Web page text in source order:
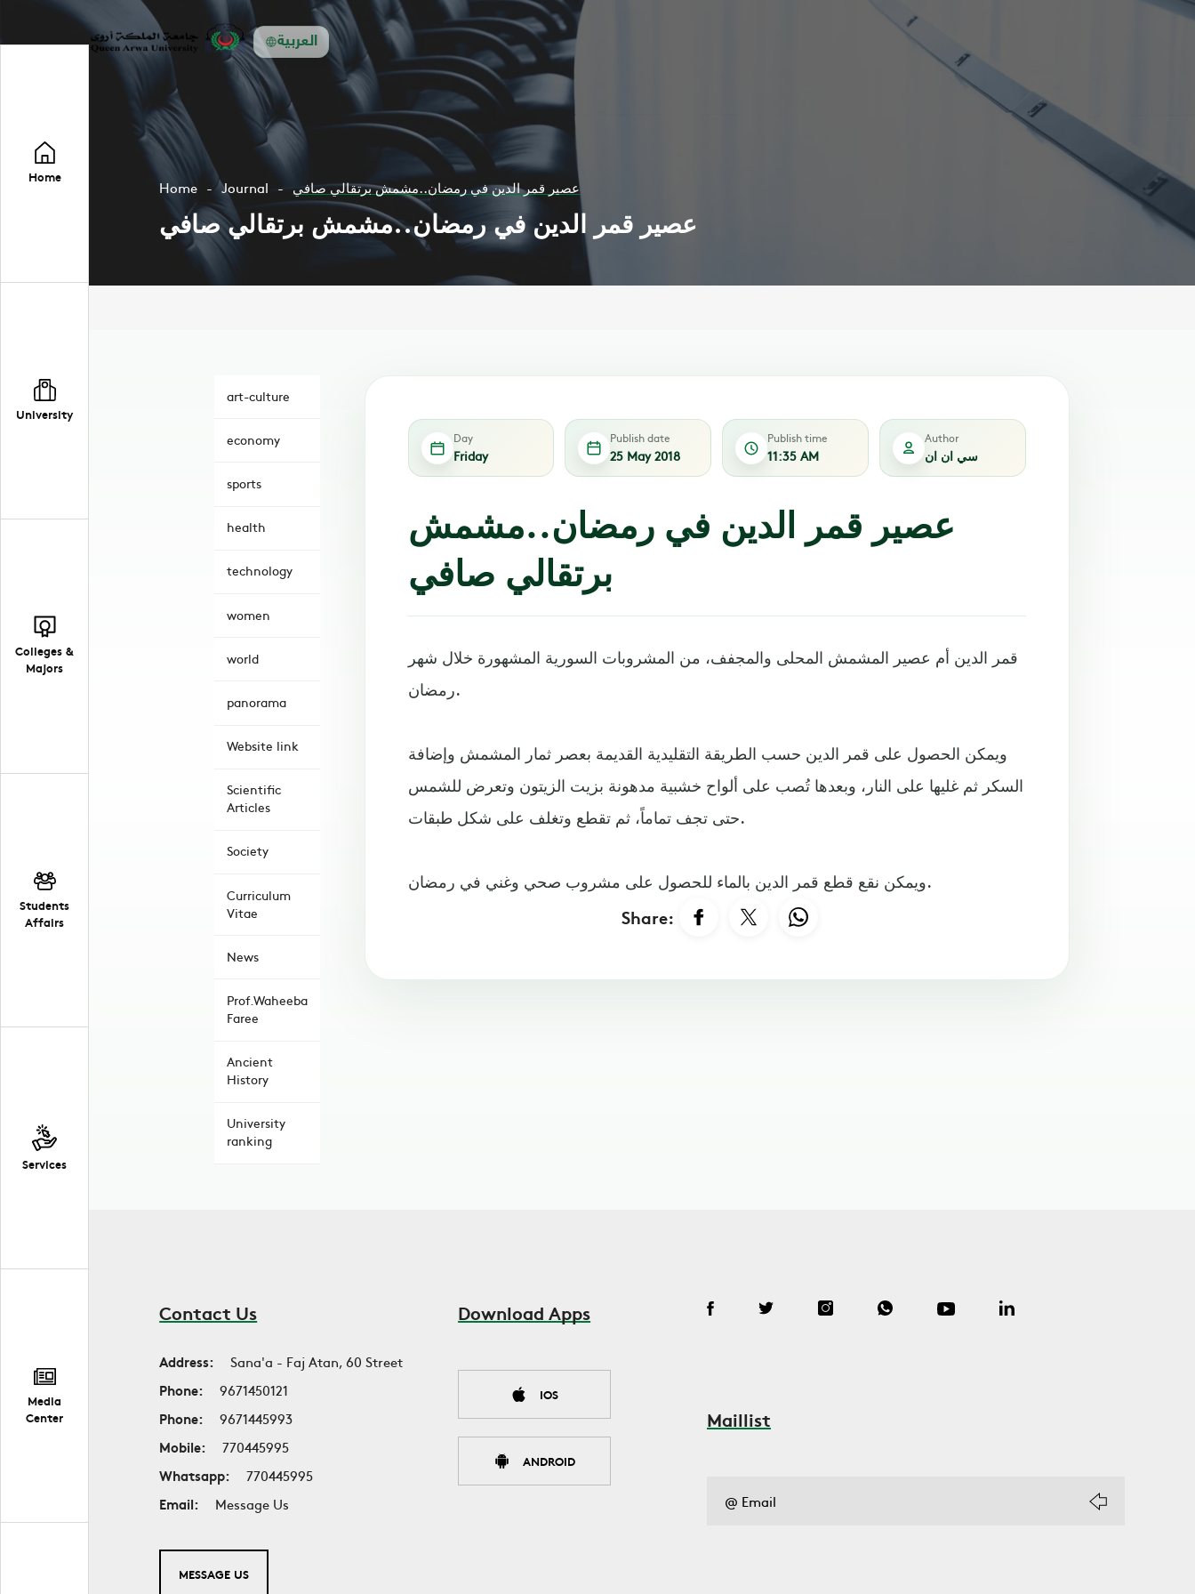
العربية
Home
University
Colleges &
Majors
Students
Affairs
Services
Media
Center
Home Journal عصير قمر الدين في رمضان..مشمش برتقالي صافي
عصير قمر الدين في رمضان..مشمش برتقالي صافي
art-culture
economy
sports
health
technology
women
world
panorama
Website link
Scientific
Articles
Society
Curriculum
Vitae
News
Prof.Waheeba
Faree
Ancient
History
University
ranking
Day
Friday
Publish date
25 May 2018
Publish time
11:35 AM
Author
سي ان ان
عصير قمر الدين في رمضان..مشمش
برتقالي صافي
قمر الدين أم عصير المشمش المحلى والمجفف، من المشروبات السورية المشهورة خلال شهر
رمضان.
ويمكن الحصول على قمر الدين حسب الطريقة التقليدية القديمة بعصر ثمار المشمش وإضافة
السكر ثم غليها على النار، وبعدها تُصب على ألواح خشبية مدهونة بزيت الزيتون وتعرض للشمس
حتى تجف تماماً، ثم تقطع وتغلف على شكل طبقات.
ويمكن نقع قطع قمر الدين بالماء للحصول على مشروب صحي وغني في رمضان.
Share:
Contact Us
Address:
Sana'a - Faj Atan, 60 Street
Phone:
9671450121
Phone:
9671445993
Mobile:
770445995
Whatsapp:
770445995
Email:
Message Us
MESSAGE US
Download Apps
IOS
ANDROID
Maillist